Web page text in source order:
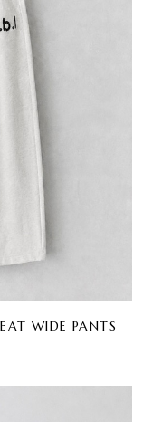
WIDE PANTS